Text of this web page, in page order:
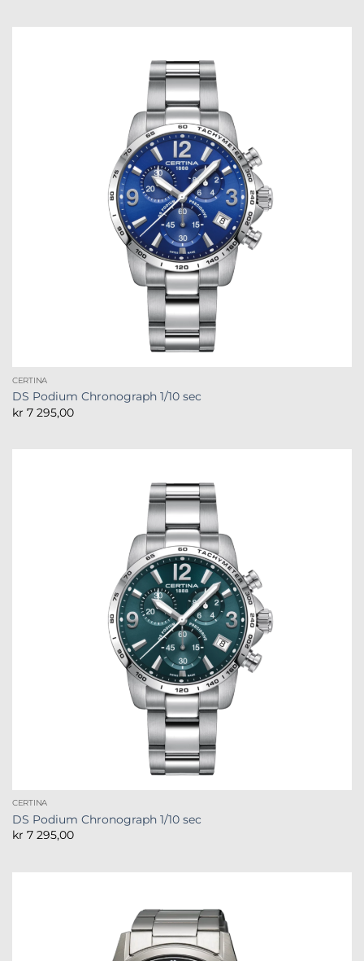
CERTINA
DS Podium Chronograph 1/10 sec
kr 7 295,00
CERTINA
DS Podium Chronograph 1/10 sec
kr 7 295,00